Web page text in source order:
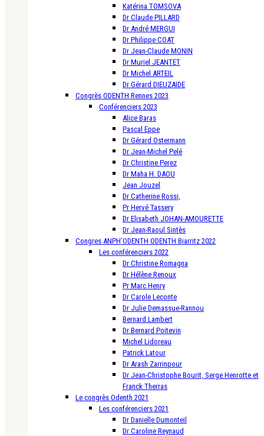
Katérina TOMSOVA
Dr Claude PILLARD
Dr André MERGUI
Dr Philippe COAT
Dr Jean-Claude MONIN
Dr Muriel JEANTET
Dr Michel ARTEIL
Dr Gérard DIEUZAIDE
Congrès ODENTH Rennes 2023
Conférenciers 2023
Alice Baras
Pascal Eppe
Dr Gérard Ostermann
Dr Jean-Michel Pelé
Dr Christine Perez
Dr Maha H. DAOU
Jean Jouzel
Dr Catherine Rossi,
Pr Hervé Tassery
Dr Elisabeth JOHAN-AMOURETTE
Dr Jean-Raoul Sintès
Congres ANPH’ODENTH ODENTH Biarritz 2022
Les conférenciers 2022
Dr Christine Romagna
Dr Hélène Renoux
Pr Marc Henry
Dr Carole Leconte
Dr Julie Demassue-Rannou
Bernard Lambert
Dr Bernard Poitevin
Michel Lidoreau
Patrick Latour
Dr Arash Zarrinpour
Dr Jean-Christophe Bourit, Serge Henrotte et
Franck Therras
Le congrès Odenth 2021
Les conférenciers 2021
Dr Danielle Dumonteil
Dr Caroline Reynaud